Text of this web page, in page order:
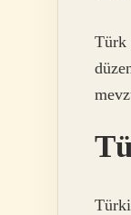
Türk